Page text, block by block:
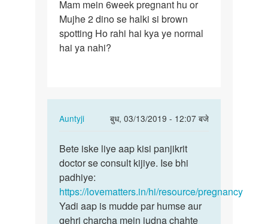
Mam
mein
6week
pregnant
Mam mein 6week pregnant hu or
Mujhe 2 dino se halki si brown
spotting Ho rahi hai kya ye normal
hai ya nahi?
Auntyji
बुध, 03/13/2019 - 12:07 बजे
In
to
Mam
mein
6week
pregnant
hu…
Bete
iske
liye
aap
kisi…
Bete iske liye aap kisi panjikrit
doctor se consult kijiye. Ise bhi
padhiye:
https://lovematters.in/hi/resource/pregnancy
Yadi aap is mudde par humse aur
gehri charcha mein judna chahte